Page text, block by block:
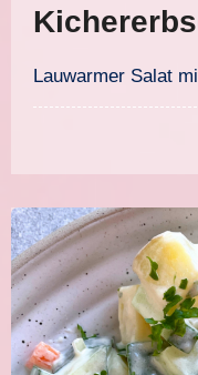
Lauwarmer Salat